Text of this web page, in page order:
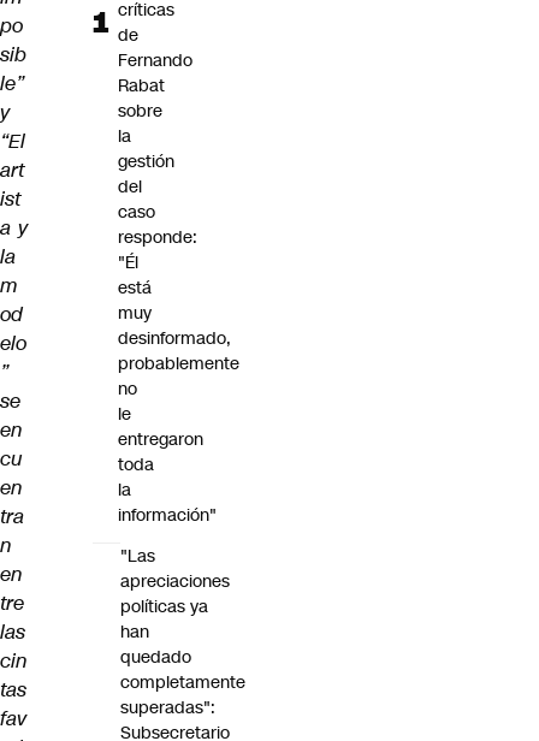
po
sib
le”
y
“El
art
ist
a y
la
m
od
elo
”
se
en
cu
en
tra
n
en
tre
las
cin
tas
fav
críticas
de
Fernando
Rabat
sobre
la
gestión
del
caso
responde:
"Él
está
muy
desinformado,
probablemente
no
le
entregaron
toda
la
información"
"Las
apreciaciones
políticas ya
han
quedado
completamente
superadas":
Subsecretario